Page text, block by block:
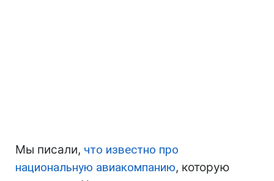
Мы писали, что известно про
национальную авиакомпанию, которую